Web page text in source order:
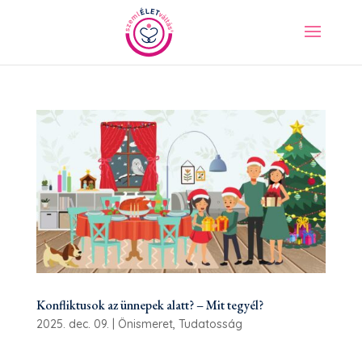
Konfliktusok az ünnepek alatt? – Mit tegyél?
2025. dec. 09. Önismeret, Tudatosság